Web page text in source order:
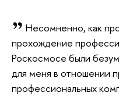
Несомненно, как
прохождение
Роскосмосе были
для меня в отношении
профессиональных